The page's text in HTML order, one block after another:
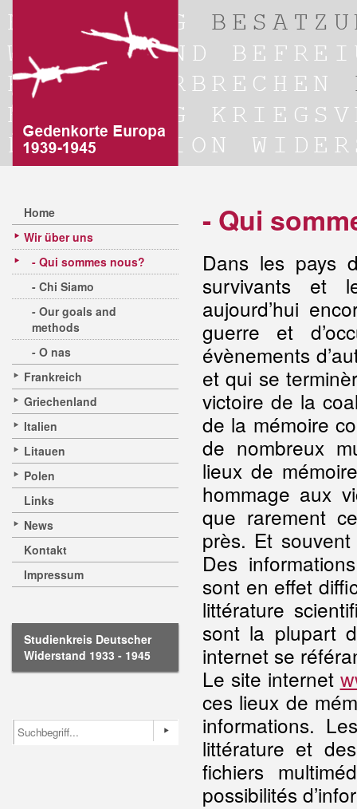
Home
Wir über uns
- Qui sommes nous?
- Chi Siamo
- Our goals and
methods
- O nas
Frankreich
Griechenland
Italien
Litauen
Polen
Links
News
Kontakt
Impressum
Studienkreis Deutscher
Widerstand 1933 - 1945
- Qui
Dans les pays
survivants et
aujourd’hui
guerre et
évènements
et qui se
victoire de la
de la mémoire
de nombreux
lieux de
hommage aux
que rarement
près. Et
Des
sont en effet
littérature
sont la plupart
internet se
Le site internet
ces lieux de
informations.
littérature et
fichiers
possibilités